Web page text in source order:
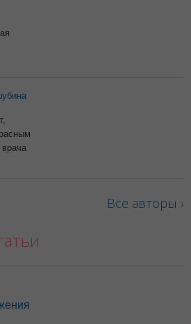
Все авторы ›